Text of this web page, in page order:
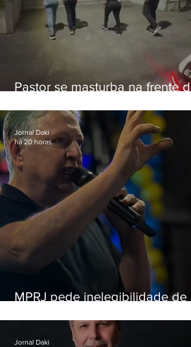
Pastor se masturba na frente de
MPRJ pede inelegibilidade de
Jornal Daki
há 20 horas
Jornal Daki